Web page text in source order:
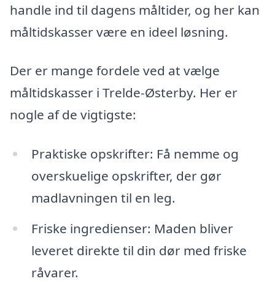
handle ind til dagens måltider, og her kan
måltidskasser være en ideel løsning.
Der er mange fordele ved at vælge
måltidskasser i Trelde-Østerby. Her er
nogle af de vigtigste:
Praktiske opskrifter: Få nemme og
overskuelige opskrifter, der gør
madlavningen til en leg.
Friske ingredienser: Maden bliver
leveret direkte til din dør med friske
råvarer.